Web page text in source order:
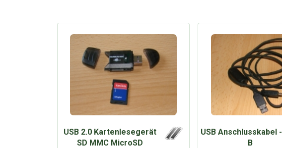
USB 2.0 Kartenlesegerät
SD MMC MicroSD
USB Anschlusskabel
B